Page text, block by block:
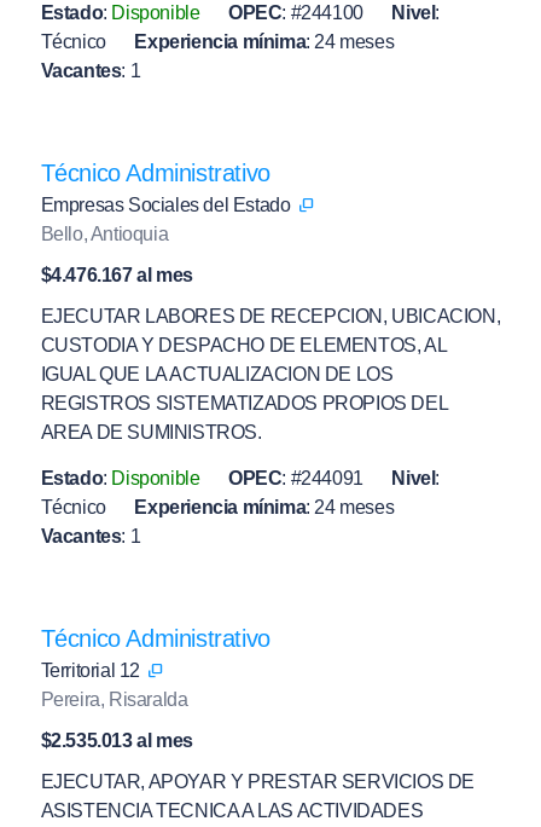
Estado: Disponible OPEC: #244100 Nivel :
Técnico
Experiencia mínima: 24 meses
Vacantes: 1
Técnico Administrativo
Empresas Sociales del Estado
Bello, Antioquia
$4.476.167 al mes
EJECUTAR LABORES DE RECEPCION, UBICACION,
CUSTODIA Y DESPACHO DE ELEMENTOS, AL
IGUAL QUE LA ACTUALIZACION DE LOS
REGISTROS SISTEMATIZADOS PROPIOS DEL
AREA DE SUMINISTROS.
Estado: Disponible OPEC: #244091 Nivel :
Técnico
Experiencia mínima: 24 meses
Vacantes: 1
Técnico Administrativo
Territorial 12
Pereira, Risaralda
$2.535.013 al mes
EJECUTAR, APOYAR Y PRESTAR SERVICIOS DE
ASISTENCIA TECNICA A LAS ACTIVIDADES